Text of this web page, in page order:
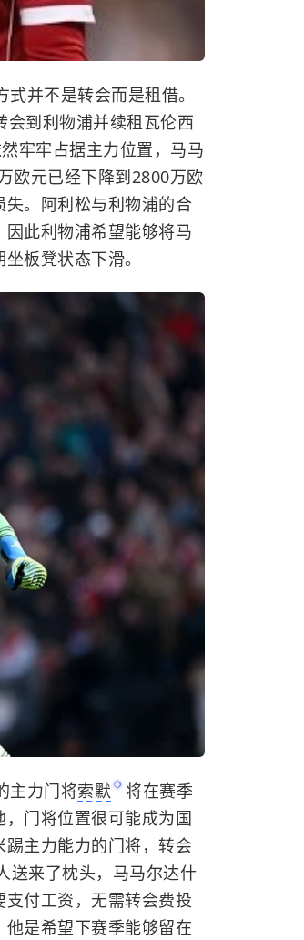
并不是转会而是租借。
到利物浦并续租瓦伦西
牢牢占据主力位置，马马
欧元已经下降到2800万欧
。阿利松与利物浦的合
此利物浦希望能够将马
板凳状态下滑。
主力门将索默
将在赛季
门将位置很可能成为国
主力能力的门将，转会
送来了枕头，马马尔达什
付工资，无需转会费投
是希望下赛季能够留在